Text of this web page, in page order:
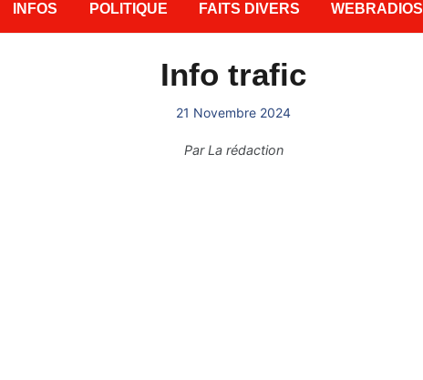
INFOS POLITIQUE FAITS DIVERS WEBRADIOS
Info trafic
21 Novembre 2024
ParLa rédaction